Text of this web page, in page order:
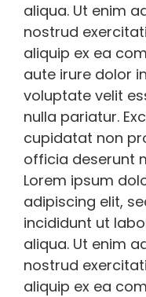
aliqua. Ut enim
nostrud
aliquip ex ea
aute irure dolor
voluptate velit
nulla pariatur.
cupidatat non
officia deserunt
Lorem ipsum
adipiscing elit,
incididunt ut
aliqua. Ut enim
nostrud
aliquip ex ea